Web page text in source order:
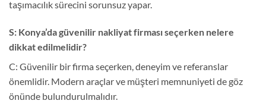
taşımacılık sürecini sorunsuz yapar.
S: Konya’da güvenilir nakliyat firması seçerken nelere
dikkat edilmelidir?
C: Güvenilir bir firma seçerken, deneyim ve referanslar
önemlidir. Modern araçlar ve müşteri memnuniyeti de göz
önünde bulundurulmalıdır.